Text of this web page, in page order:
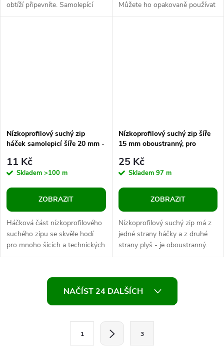
obtíží připevníte. Samolepící
suché zipy jsou vhodné pro
Můžete ho opakovaně používat
bez ztráty jeho funkčnosti. Je
Nízkoprofilový suchý zip
háček samolepicí šíře 20 mm -
11 Kč
Skladem >100 m
ZOBRAZIT
Háčková část nízkoprofilového
suchého zipu se skvěle hodí
pro mnoho šicích a technických
projektů. K úplné funkčnosti
Nízkoprofilový suchý zip šíře
15 mm oboustranný, pro
25 Kč
Skladem 97 m
ZOBRAZIT
Nízkoprofilový suchý zip má z
jedné strany háčky a z druhé
strany plyš - je oboustranný.
Materiál je poddajný. U suchého
NAČÍST 24 DALŠÍCH
1 3